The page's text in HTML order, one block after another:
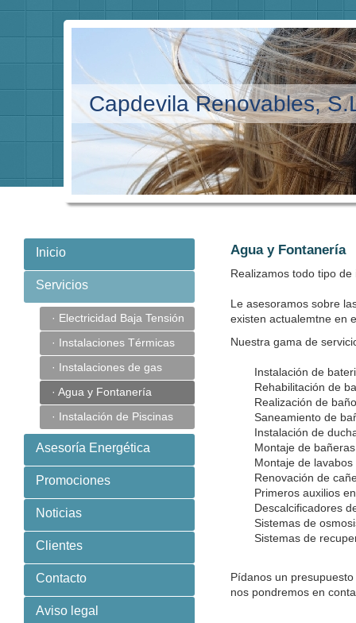
Capdevila Renovables,
Inicio
Servicios
· Electricidad Baja Tensión
· Instalaciones Térmicas
· Instalaciones de gas
· Agua y Fontanería
· Instalación de Piscinas
Asesoría Energética
Promociones
Noticias
Clientes
Contacto
Aviso legal
Agua y Fontanería
Realizamos todo tipo
Le asesoramos sobre
existen actualemtne en
Nuestra gama de
Instalación de
Rehabilitación de
Realización de
Saneamiento de
Instalación de
Montaje de
Montaje de
Renovación de
Primeros auxilios
Descalcificadores
Sistemas de
Sistemas de
Pídanos un
nos pondremos en